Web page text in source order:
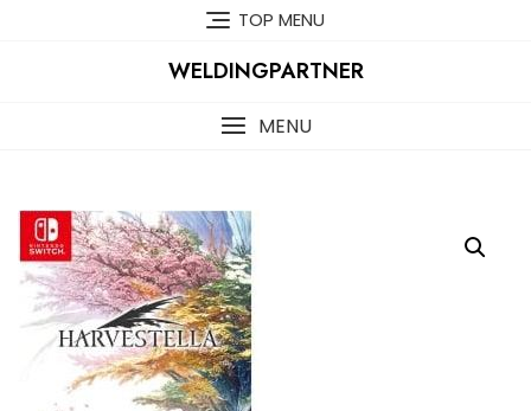
TOP MENU
WELDINGPARTNER
MENU